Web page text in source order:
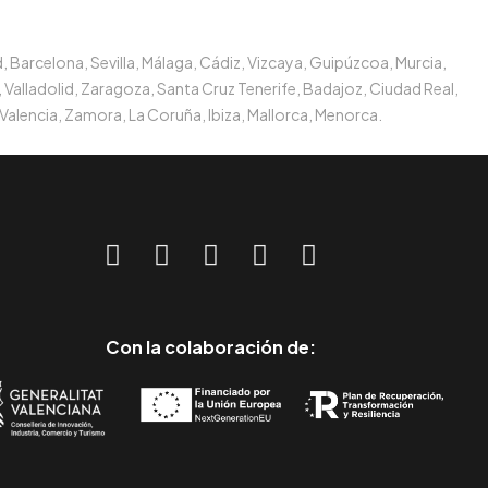
Sevilla, Málaga, Cádiz, Vizcaya, Guipúzcoa, Murcia,
Zaragoza, Santa Cruz Tenerife, Badajoz, Ciudad Real,
Zamora, La Coruña, Ibiza, Mallorca, Menorca.
Con la colaboración de: